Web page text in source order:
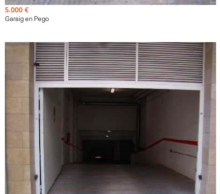
5.000 €
Garaig en Pego
11m²
Venda - Garaig - D'origen